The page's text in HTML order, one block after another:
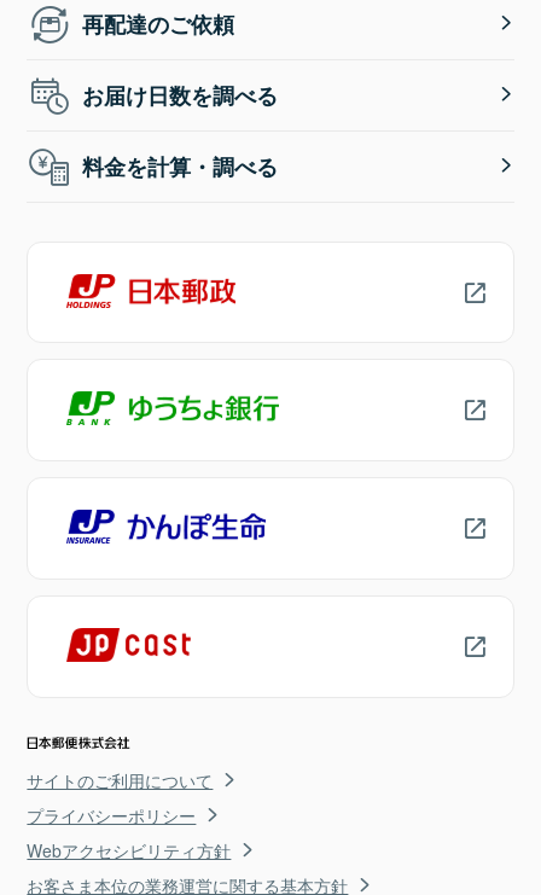
再配達のご依頼
お届け日数を調べる
料金を計算・調べる
サイトのご利用について
プライバシーポリシー
Webアクセシビリティ方針
お客さま本位の業務運営に関する基本方針